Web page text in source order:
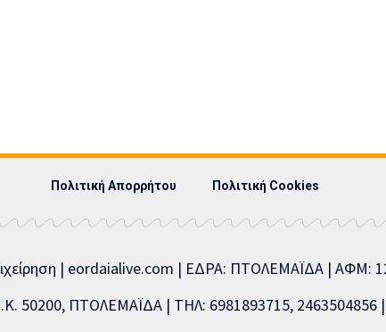
Πολιτική Απορρήτου Πολιτική Cookies
| eordaialive.com | ΕΔΡΑ: ΠΤΟΛΕΜΑΪΔΑ |
50200, ΠΤΟΛΕΜΑΪΔΑ | ΤΗΛ: 6981893715, 2463504856